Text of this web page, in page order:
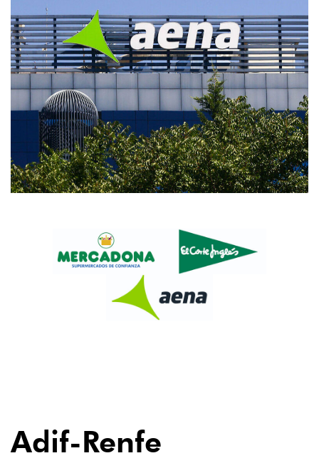
04
Adif-Renfe